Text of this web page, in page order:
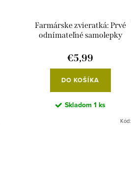
Farmárske zvieratká: Prvé
odnímateľné samolepky
€5,99
DO KOŠÍKA
Skladom 1 ks
Kód: